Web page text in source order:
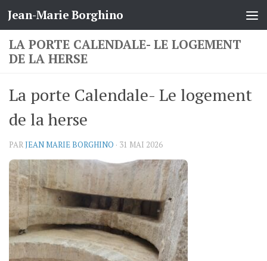
Skip to content
Jean-Marie Borghino
LA PORTE CALENDALE- LE LOGEMENT
DE LA HERSE
La porte Calendale- Le logement
de la herse
PARJEAN MARIE BORGHINO · 31 MAI 2026